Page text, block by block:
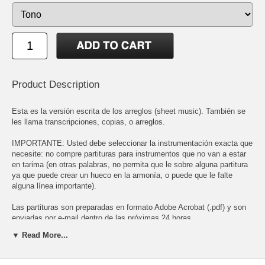
Product Description
Esta es la versión escrita de los arreglos (sheet music). También se
les llama transcripciones, copias, o arreglos.
IMPORTANTE: Usted debe seleccionar la instrumentación exacta que
necesite: no compre partituras para instrumentos que no van a estar
en tarima (en otras palabras, no permita que le sobre alguna partitura
ya que puede crear un hueco en la armonía, o puede que le falte
alguna línea importante).
Las partituras son preparadas en formato Adobe Acrobat (.pdf) y son
enviadas por e-mail dentro de las próximas 24 horas.
Para poder abrir el archivo PDF necesita tener instalado el Adobe
http://www.adobe.com
▼ Read More...